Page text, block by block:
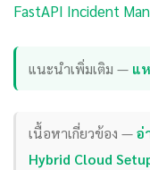
FastAPI Incident
แนะนำเพิ่มเติม — แ
เนื้อหาเกี่ยวข้อง —อ่
Hybrid Cloud